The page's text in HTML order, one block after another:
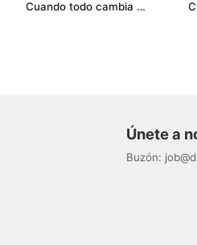
Cuando todo cambia
Únete a
Buzón: